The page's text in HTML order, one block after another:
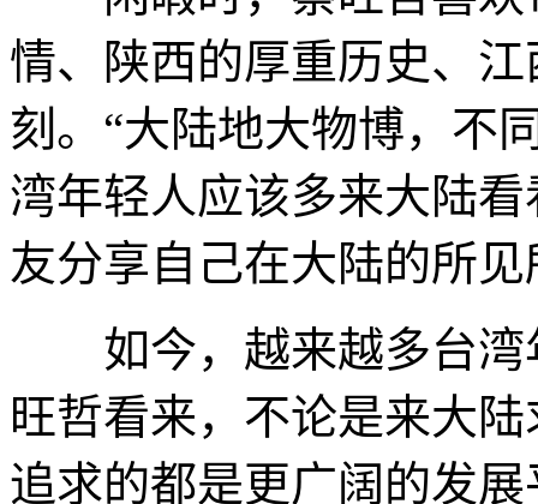
情、陕西的厚重历史、
刻。“大陆地大物博，不
湾年轻人应该多来大陆
友分享自己在大陆的所见
如今，越来越多台湾
旺哲看来，不论是来大
追求的都是更广阔的发